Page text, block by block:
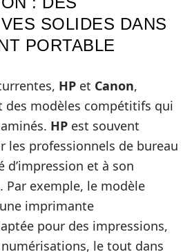
SOLIDES DANS
PORTABLE
HP et Canon,
des modèles compétitifs qui
HP est souvent
les professionnels de bureau
d’impression et à son
exemple, le modèle
imprimante
pour des impressions,
le tout dans